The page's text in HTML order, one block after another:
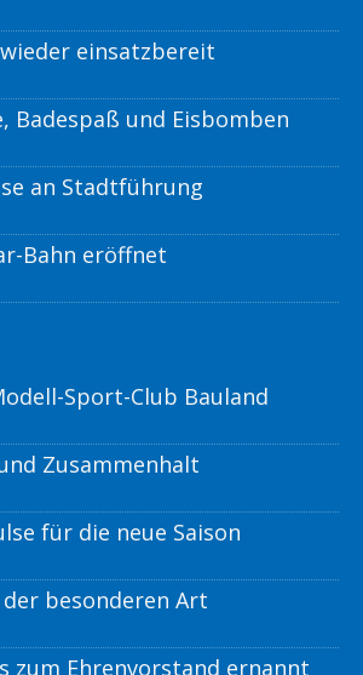
einsatzbereit
Badespaß und Eisbomben
an Stadtführung
Bahn eröffnet
Sport-Club Bauland
Zusammenhalt
für die neue Saison
besonderen Art
zum Ehrenvorstand ernannt